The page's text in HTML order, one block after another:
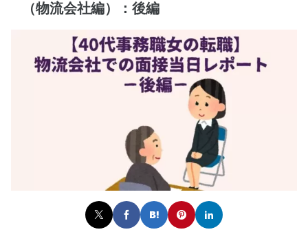
（物流会社編）：後編